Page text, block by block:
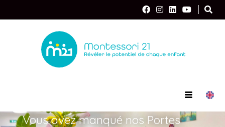
Vous avez manqué nos Portes